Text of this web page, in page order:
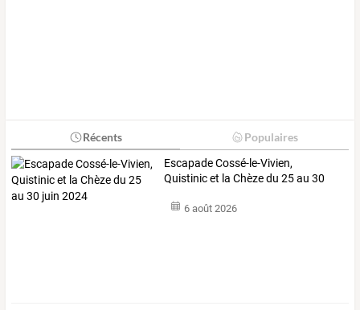
Récents Populaires
Escapade Cossé-le-Vivien,
Quistinic et la Chèze du 25 au 30
6 août 2026